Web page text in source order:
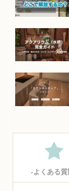
‐よくある質